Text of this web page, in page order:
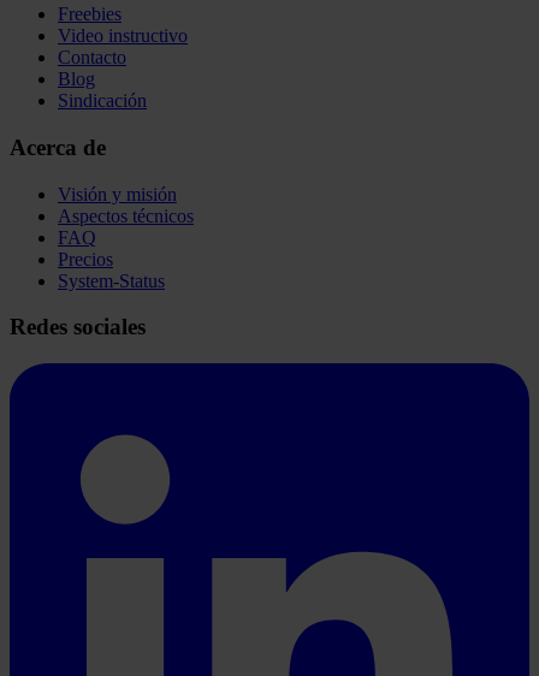
Freebies
Video instructivo
Contacto
Blog
Sindicación
Acerca de
Visión y misión
Aspectos técnicos
FAQ
Precios
System-Status
Redes sociales